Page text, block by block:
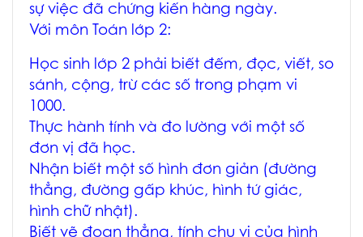
sự việc đã chứng kiến hàng ngày.
Với môn Toán lớp 2:
Học sinh lớp 2 phải biết đếm, đọc, viết, so
sánh, cộng, trừ các số trong phạm vi
1000.
Thực hành tính và đo lường với một số
đơn vị đã học.
Nhận biết một số hình đơn giản (đường
thẳng, đường gấp khúc, hình tứ giác,
hình chữ nhật).
Biết vẽ đoạn thẳng, tính chu vi của hình